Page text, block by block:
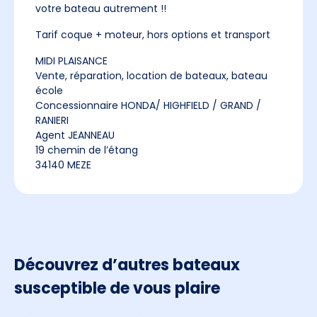
votre bateau autrement !!
Tarif coque + moteur, hors options et transport
MIDI PLAISANCE
Vente, réparation, location de bateaux, bateau
école
Concessionnaire HONDA/ HIGHFIELD / GRAND /
RANIERI
Agent JEANNEAU
19 chemin de l’étang
34140 MEZE
Découvrez d’autres bateaux
susceptible de vous plaire